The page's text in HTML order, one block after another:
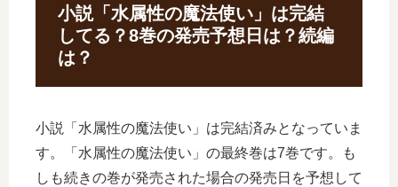
小説「水属性の魔法使い」は完結
してる？8巻の発売予想日は？続編
は？
小説「水属性の魔法使い」は完結済みとなっていま
す。「水属性の魔法使い」の最終巻は7巻です。も
しも続きの巻が発売された場合の発売日を予想して